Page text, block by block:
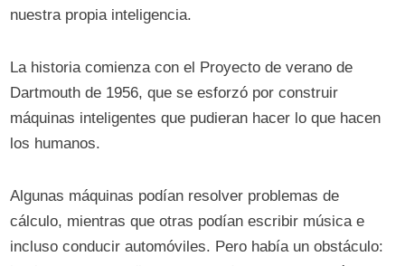
nuestra propia inteligencia.
La historia comienza con el Proyecto de verano de
Dartmouth de 1956, que se esforzó por construir
máquinas inteligentes que pudieran hacer lo que hacen
los humanos.
Algunas máquinas podían resolver problemas de
cálculo, mientras que otras podían escribir música e
incluso conducir automóviles. Pero había un obstáculo: